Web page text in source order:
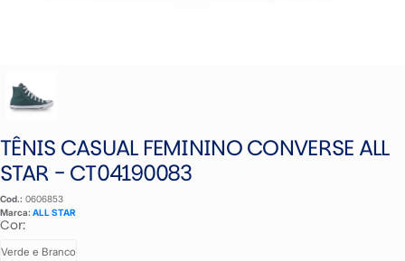
TÊNIS CASUAL FEMININO CONVERSE ALL
STAR - CT04190083
Cod.: 0606853
Marca: ALL STAR
Cor:
Verde e Branco